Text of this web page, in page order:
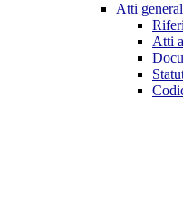
Atti
Atti